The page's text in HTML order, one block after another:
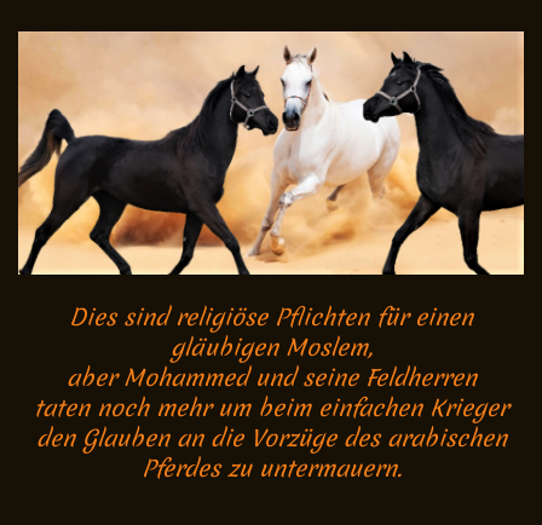
Dies sind religiöse Pflichten für einen
gläubigen Moslem,
aber Mohammed und seine Feldherren
taten noch mehr um beim einfachen Krieger
den Glauben an die Vorzüge des arabischen
Pferdes zu untermauern.